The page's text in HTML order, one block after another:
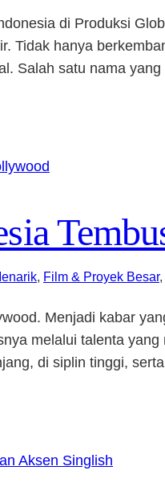
di Produksi
Tidak hanya
Salah satu nama
, Film & Proyek Besar,
Menjadi kabar
melalui talenta
di siplin tinggi,